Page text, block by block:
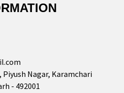
Piyush Nagar, Karamchari
- 492001